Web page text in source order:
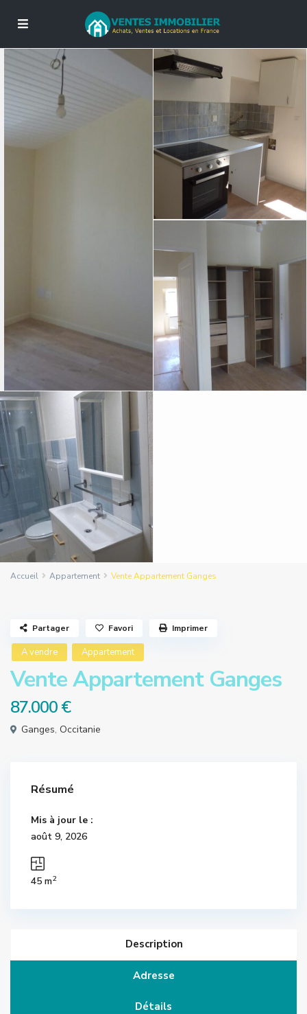
Accueil Appartement Vente Appartement Ganges
A vendre Appartement
Vente Appartement Ganges
87.000 €
Ganges, Occitanie
Partager Favori Imprimer
Résumé
Mis à jour le :
août 9, 2026
45 m2
Description
Adresse
Détails